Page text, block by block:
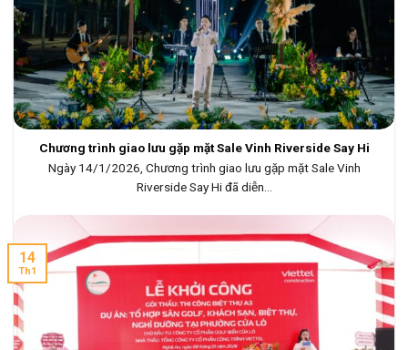
Chương trình giao lưu gặp mặt Sale Vinh Riverside Say Hi
Ngày 14/1/2026, Chương trình giao lưu gặp mặt Sale Vinh
Riverside Say Hi đã diễn...
14
Th1